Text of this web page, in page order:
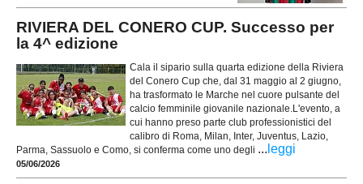
RIVIERA DEL CONERO CUP. Successo per
la 4^ edizione
Cala il sipario sulla quarta edizione della Riviera
del Conero Cup che, dal 31 maggio al 2 giugno,
ha trasformato le Marche nel cuore pulsante del
calcio femminile giovanile nazionale.​L'evento, a
cui hanno preso parte club professionistici del
calibro di Roma, Milan, Inter, Juventus, Lazio,
Parma, Sassuolo e Como, si conferma come uno degli ... leggi
05/06/2026